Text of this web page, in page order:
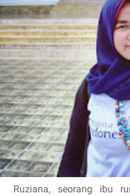
Ruziana, seorang ibu